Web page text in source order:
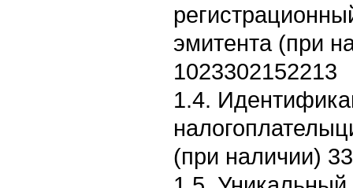
эмитента (при
1023302152213
1.4.
(при наличии)